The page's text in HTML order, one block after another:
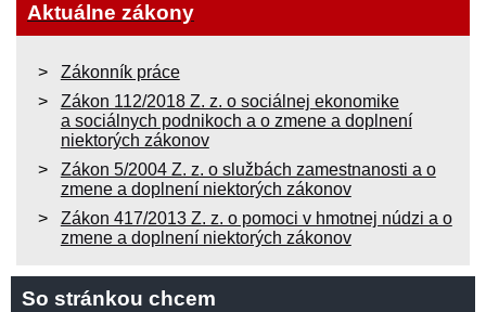
Aktuálne zákony
Zákonník práce
Zákon 112/2018 Z. z. o sociálnej ekonomike
a sociálnych podnikoch a o zmene a doplnení
niektorých zákonov
Zákon 5/2004 Z. z. o službách zamestnanosti a o
zmene a doplnení niektorých zákonov
Zákon 417/2013 Z. z. o pomoci v hmotnej núdzi a o
zmene a doplnení niektorých zákonov
So stránkou chcem